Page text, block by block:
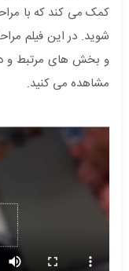
کمک می کند که با
شوید. در این فیلم
و بخش های مرتبط و
مشاهده می کنید.